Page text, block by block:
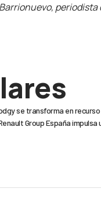
periodista
se transforma en
Group España